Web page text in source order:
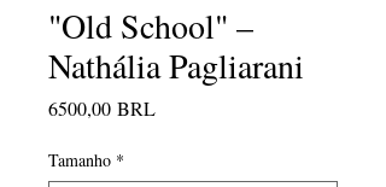
"Old School" –
Nathália Pagliarani
6500,00 BRLPrecio
Tamanho *